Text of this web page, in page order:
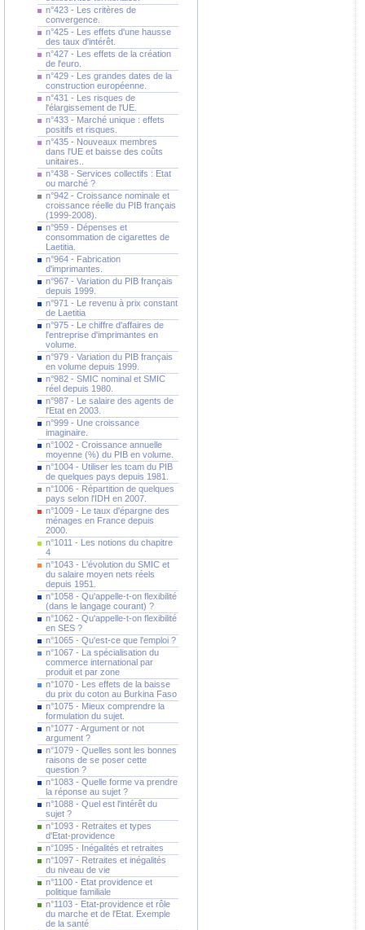
n°423 - Les critères de
convergence.
n°425 - Les effets d'une hausse
des taux d'intérêt.
n°427 - Les effets de la création
de l'euro.
n°429 - Les grandes dates de la
construction européenne.
n°431 - Les risques de
l'élargissement de l'UE.
n°433 - Marché unique : effets
positifs et risques.
n°435 - Nouveaux membres
dans l'UE et baisse des coûts
unitaires..
n°438 - Services collectifs : Etat
ou marché ?
n°942 - Croissance nominale et
croissance réelle du PIB français
(1999-2008).
n°959 - Dépenses et
consommation de cigarettes de
Laetitia.
n°964 - Fabrication
d'imprimantes.
n°967 - Variation du PIB français
depuis 1999.
n°971 - Le revenu à prix constant
de Laetitia
n°975 - Le chiffre d'affaires de
l'entreprise d'imprimantes en
volume.
n°979 - Variation du PIB français
en volume depuis 1999.
n°982 - SMIC nominal et SMIC
réel depuis 1980.
n°987 - Le salaire des agents de
l'Etat en 2003.
n°999 - Une croissance
imaginaire.
n°1002 - Croissance annuelle
moyenne (%) du PIB en volume.
n°1004 - Utiliser les tcam du PIB
de quelques pays depuis 1981.
n°1006 - Répartition de quelques
pays selon l'IDH en 2007.
n°1009 - Le taux d'épargne des
ménages en France depuis
2000.
n°1011 - Les notions du chapitre
4
n°1043 - L'évolution du SMIC et
du salaire moyen nets réels
depuis 1951.
n°1058 - Qu'appelle-t-on flexibilité
(dans le langage courant) ?
n°1062 - Qu'appelle-t-on flexibilité
en SES ?
n°1065 - Qu'est-ce que l'emploi ?
n°1067 - La spécialisation du
commerce international par
produit et par zone
n°1070 - Les effets de la baisse
du prix du coton au Burkina Faso
n°1075 - Mieux comprendre la
formulation du sujet.
n°1077 - Argument or not
argument ?
n°1079 - Quelles sont les bonnes
raisons de se poser cette
question ?
n°1083 - Quelle forme va prendre
la réponse au sujet ?
n°1088 - Quel est l'intérêt du
sujet ?
n°1093 - Retraites et types
d'Etat-providence
n°1095 - Inégalités et retraites
n°1097 - Retraites et inégalités
du niveau de vie
n°1100 - Etat providence et
politique familiale
n°1103 - Etat-providence et rôle
du marche et de l'Etat. Exemple
de la santé